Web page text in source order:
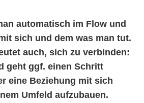
automatisch im Flow und
sich und dem was man tut.
auch, sich zu verbinden:
geht ggf. einen Schritt
eine Beziehung mit sich
Umfeld aufzubauen.